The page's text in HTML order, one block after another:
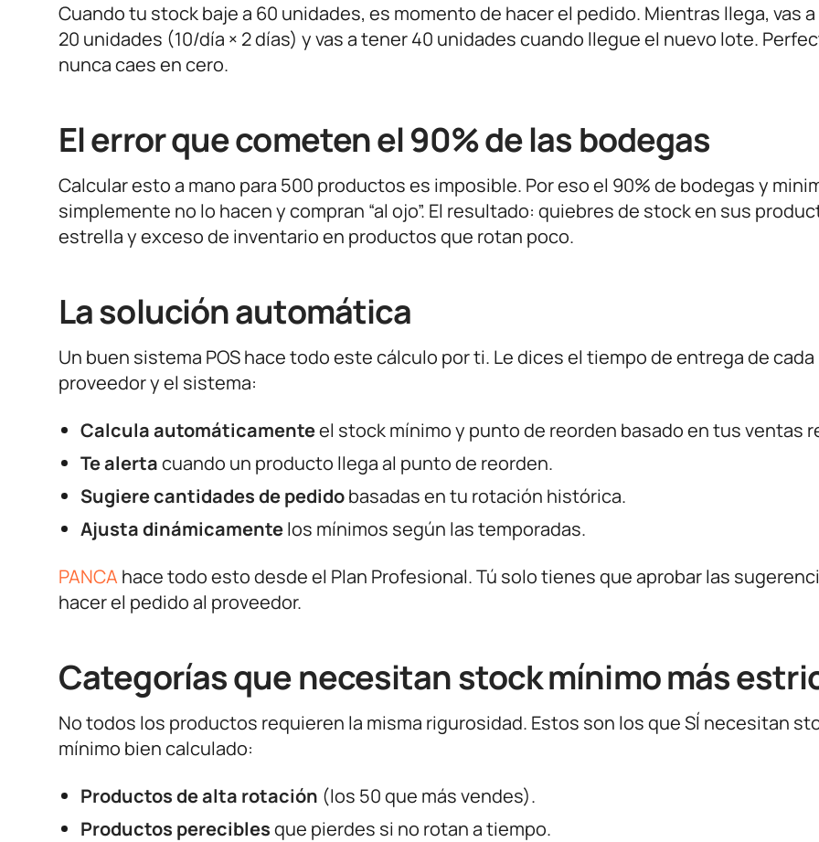
Cuando tu stock baje a 60 unidades, es momento de hacer el pedido. Mientras llega, vas
20 unidades (10/día × 2 días) y vas a tener 40 unidades cuando llegue el nuevo lote.
nunca caes en cero.
El error que cometen el 90% de las bodegas
Calcular esto a mano para 500 productos es imposible. Por eso el 90% de bodegas y
simplemente no lo hacen y compran “al ojo”. El resultado: quiebres de stock en sus
estrella y exceso de inventario en productos que rotan poco.
La solución automática
Un buen sistema POS hace todo este cálculo por ti. Le dices el tiempo de entrega de cada
proveedor y el sistema:
Calcula automáticamenteel stock mínimo y punto de reorden basado en tus ventas
Te alertacuando un producto llega al punto de reorden.
Sugiere cantidades de pedidobasadas en tu rotación histórica.
Ajusta dinámicamentelos mínimos según las temporadas.
PANCA hace todo esto desde el Plan Profesional. Tú solo tienes que aprobar las
hacer el pedido al proveedor.
Categorías que necesitan stock mínimo más
No todos los productos requieren la misma rigurosidad. Estos son los que SÍ necesitan
mínimo bien calculado:
Productos de alta rotación (los 50 que más vendes).
Productos pereciblesque pierdes si no rotan a tiempo.